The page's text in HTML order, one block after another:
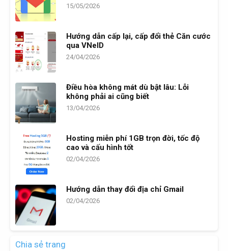
15/05/2026
Hướng dẫn cấp lại, cấp đổi thẻ Căn cước
qua VNeID
24/04/2026
Điều hòa không mát dù bật lâu: Lỗi
không phải ai cũng biết
13/04/2026
Hosting miễn phí 1GB trọn đời, tốc độ
cao và cấu hình tốt
02/04/2026
Hướng dẫn thay đổi địa chỉ Gmail
02/04/2026
Chia sẻ trang